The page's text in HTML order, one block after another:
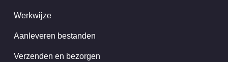
Werkwijze
Aanleveren bestanden
Verzenden en bezorgen